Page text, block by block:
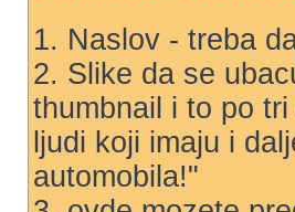
1. Naslov - treba
2. Slike da se
thumbnail i to po
ljudi koji imaju i
automobila!"